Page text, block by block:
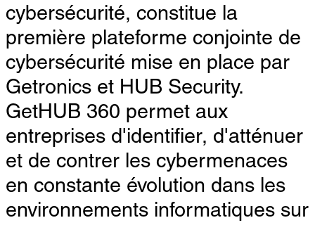
cybersécurité, constitue la
première plateforme conjointe de
cybersécurité mise en place par
Getronics et HUB Security.
GetHUB 360 permet aux
entreprises d'identifier, d'atténuer
et de contrer les cybermenaces
en constante évolution dans les
environnements informatiques sur